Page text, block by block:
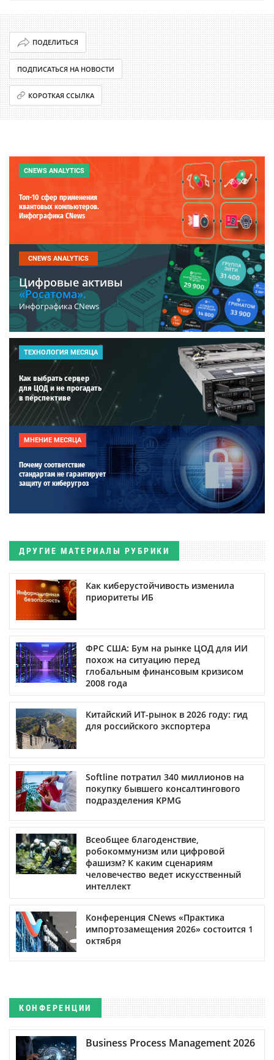
ПОДЕЛИТЬСЯ
ПОДПИСАТЬСЯ НА НОВОСТИ
КОРОТКАЯ ССЫЛКА
CNEWS ANALYTICS
Топ-10 сфер применения
квантовых компьютеров.
Инфографика CNews
CNEWS ANALYTICS
Цифровые активы
«Росатома».
Инфографика CNews
ТЕХНОЛОГИЯ МЕСЯЦА
Как выбрать сервер
для ЦОД и не прогадать
в перспективе
МНЕНИЕ МЕСЯЦА
Почему соответствие
стандартам не гарантирует
защиту от киберугроз
ДРУГИЕ МАТЕРИАЛЫ РУБРИКИ
Как киберустойчивость изменила
приоритеты ИБ
ФРС США: Бум на рынке ЦОД для ИИ
похож на ситуацию перед
глобальным финансовым кризисом
2008 года
Китайский ИТ-рынок в 2026 году: гид
для российского экспортера
Softline потратил 340 миллионов на
покупку бывшего консалтингового
подразделения KPMG
Всеобщее благоденствие,
робокоммунизм или цифровой
фашизм? К каким сценариям
человечество ведет искусственный
интеллект
Конференция CNews «Практика
импортозамещения 2026» состоится 1
октября
КОНФЕРЕНЦИИ
Business Process Management 2026